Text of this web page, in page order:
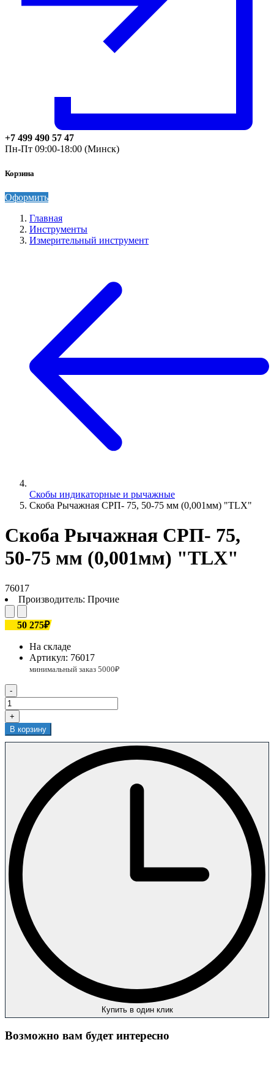
+7 499 490 57 47
Пн-Пт 09:00-18:00 (Минск)
Корзина
Оформить
Главная
Инструменты
Измерительный инструмент
Скобы индикаторные и рычажные
Скоба Рычажная СРП- 75, 50-75 мм (0,001мм) "TLX"
Скоба Рычажная СРП- 75,
50-75 мм (0,001мм) "TLX"
76017
Производитель: Прочие
50 275₽
На складе
Артикул: 76017
-
+
В корзину
Купить в один клик
Возможно вам будет интересно